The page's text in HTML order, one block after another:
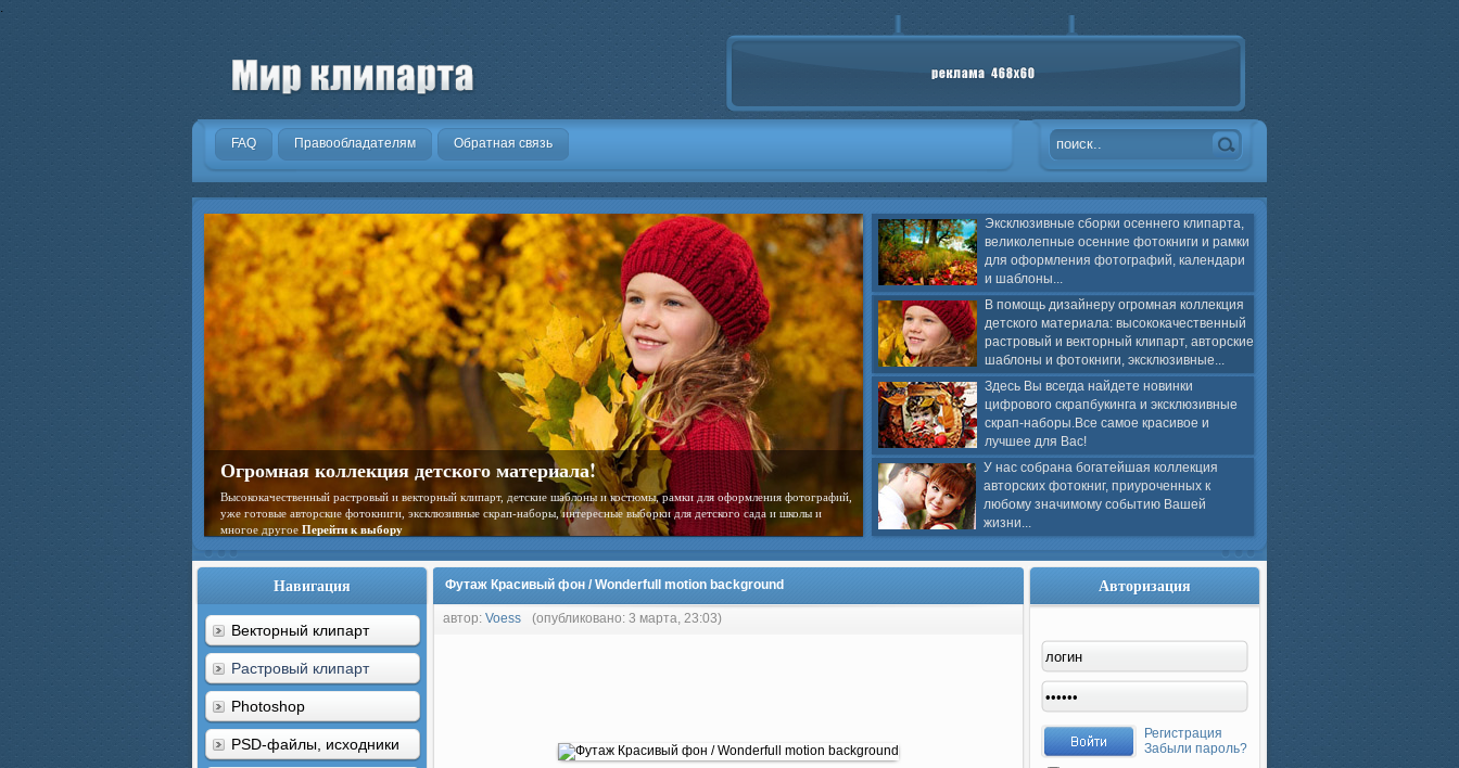
.
FAQ Правообладателям Обратная связь
Эксклюзивные сборки осеннего клипарта,
великолепные осенние фотокниги и рамки
для оформления фотографий, календари
и шаблоны...
В помощь дизайнеру огромная коллекция
детского материала: высококачественный
растровый и векторный клипарт, авторские
шаблоны и фотокниги, эксклюзивные...
Здесь Вы всегда найдете новинки
цифрового скрапбукинга и эксклюзивные
скрап-наборы.Все самое красивое и
лучшее для Вас!
У нас собрана богатейшая коллекция
авторских фотокниг, приуроченных к
любому значимому событию Вашей
жизни...
Огромная коллекция детского материала!
Высококачественный растровый и векторный клипарт, детские шаблоны и костюмы, рамки для оформления фотографий,
уже готовые авторские фотокниги, эксклюзивные скрап-наборы, интересные выборки для детского сада и школы и
многое другое Перейти к выбору
Навигация
Векторный клипарт
Растровый клипарт
Photoshop
PSD-файлы, исходники
Футаж Красивый фон / Wonderfull motion background
автор: Voess (опубликовано: 3 марта, 23:03)
Авторизация
Регистрация
Забыли пароль?